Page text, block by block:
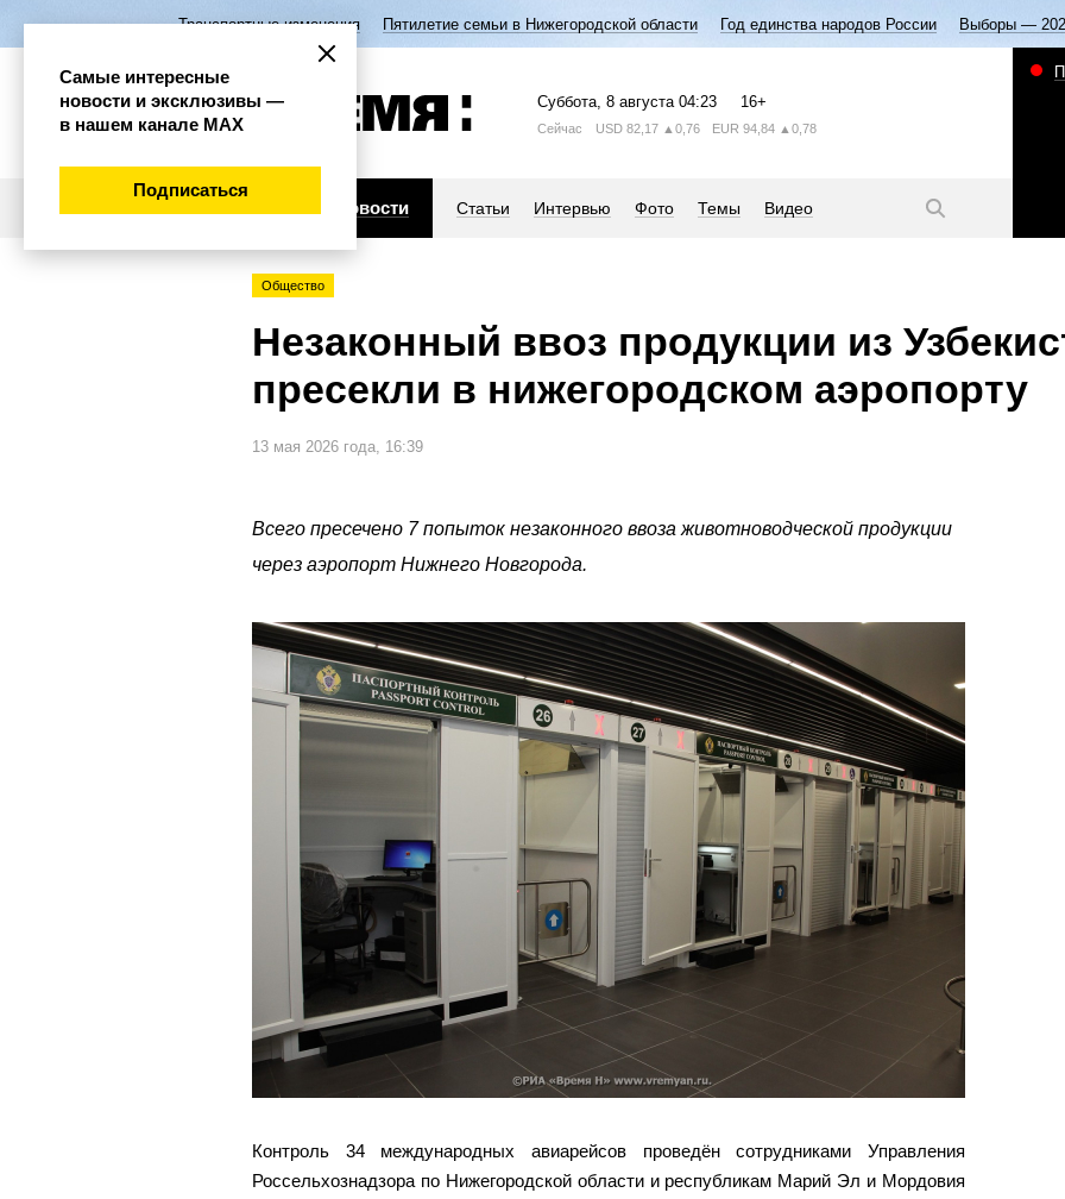
Транспортные изменения Пятилетие семьи в Нижегородской области Год единства народов России Выборы —
Суббота, 8 августа 04:23 16+
Сейчас USD 82,17 ▲0,76 EUR 94,84 ▲0,78
Новости Статьи Интервью Фото Темы Видео
Общество
Незаконный ввоз продукции из
пресекли в нижегородском аэропорту
13 мая 2026 года, 16:39
Всего пресечено 7 попыток незаконного ввоза животноводческой продукции
через аэропорт Нижнего Новгорода.
Контроль 34 международных авиарейсов проведён сотрудниками Управления
Россельхознадзора по Нижегородской области и республикам Марий Эл и Мордовия
Самые интересные
новости и эксклюзивы —
в нашем канале МАХ
Подписаться